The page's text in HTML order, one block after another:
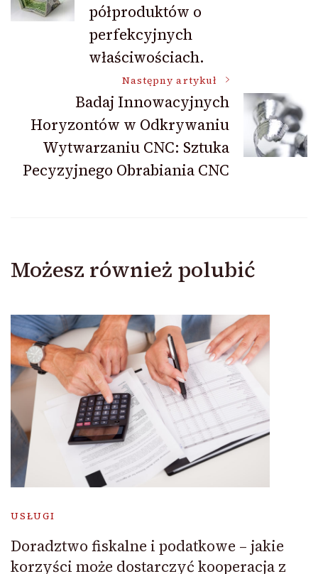
półproduktów o
perfekcyjnych
właściwościach.
Następny artykuł
Badaj Innowacyjnych
Horyzontów w Odkrywaniu
Wytwarzaniu CNC: Sztuka
Pecyzyjnego Obrabiania CNC
Możesz również polubić
USŁUGI
Doradztwo fiskalne i podatkowe – jakie
korzyści może dostarczyć kooperacja z